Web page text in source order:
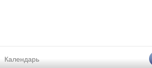
Календарь